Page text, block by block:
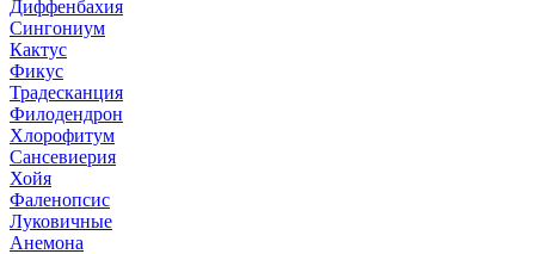
Диффенбахия
Сингониум
Кактус
Фикус
Традесканция
Филодендрон
Хлорофитум
Сансевиерия
Хойя
Фаленопсис
Луковичные
Анемона